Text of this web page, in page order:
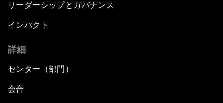
リーダーシップとガバナンス
インパクト
詳細
センター（部門）
会合